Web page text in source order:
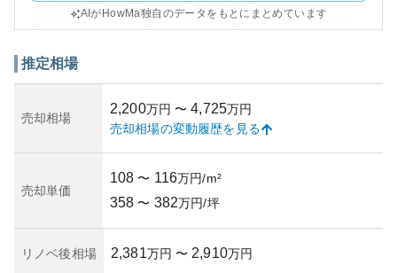
としての安定性が高いと言えるでしょう。
が徒歩圏内に揃っており、日々の生活に便利なロケーショ
一方、所有リスクとしては、都市部での自然災害リスクを
注視する必要があるかもしれませんが、RC構造の耐震性能
が一定の安全性を確保してくれるため、大きな不安材料に
伴う管理費用の上昇が懸念されますが、良好な管理体制を
維持していれば、資産価値の低下を抑えることが可能で
AIがHowMa独自のデータをもとにまとめています
推定相場
売却相場
2,200万円 〜 4,725万円
売却相場の変動履歴を見る
売却単価
108 〜 116万円/m²
358 〜 382万円/坪
リノベ後相場 2,381万円 〜 2,910万円